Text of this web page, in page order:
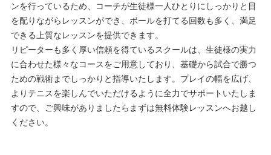
ンを行っているため、コーチが生徒様一人ひとりにしっかりと目
を配りながらレッスンができ、ボールを打てる回数も多く、満足
できる上質なレッスンを提供できます。
リピーターも多く厚い信頼を得ているスクールは、生徒様の実力
に合わせた様々なコースをご用意しており、基礎から試合で勝つ
ための戦術までしっかりと指導いたします。プレイの幅を広げ、
よりテニスを楽しんでいただけるように全力でサポートいたしま
すので、ご興味がありましたらまずは無料体験レッスンへお越し
ください。